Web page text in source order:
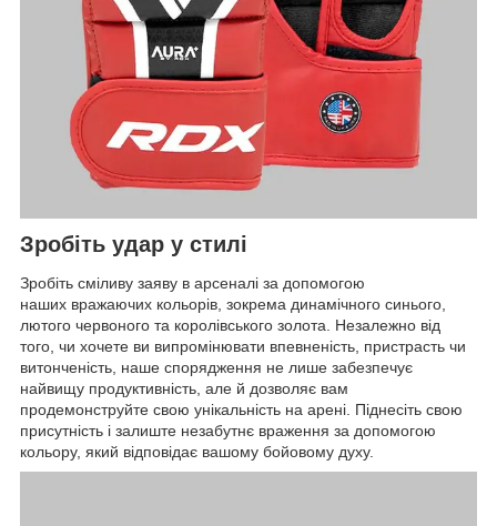
Зробіть удар у стилі
Зробіть сміливу заяву в арсеналі за допомогою
наших вражаючих кольорів, зокрема динамічного синього,
лютого червоного та королівського золота. Незалежно від
того, чи хочете ви випромінювати впевненість, пристрасть чи
витонченість, наше спорядження не лише забезпечує
найвищу продуктивність, але й дозволяє вам
продемонструйте свою унікальність на арені. Піднесіть свою
присутність і залиште незабутнє враження за допомогою
кольору, який відповідає вашому бойовому духу.